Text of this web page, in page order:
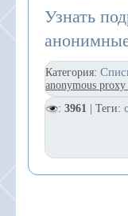
Узнать
Категория:
anonymous
: 3961 | Теги: